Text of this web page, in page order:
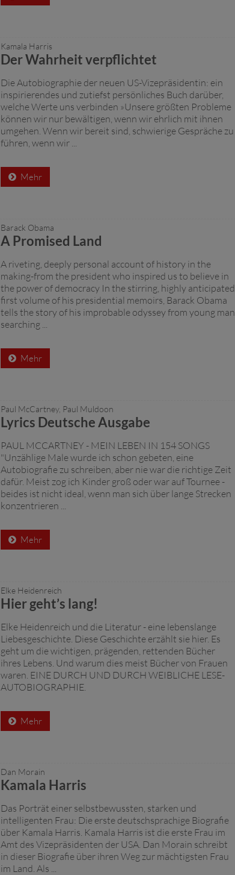
Kamala Harris
Der Wahrheit verpflichtet
Die Autobiographie der neuen US-Vizepräsidentin: ein
inspirierendes und zutiefst persönliches Buch darüber,
welche Werte uns verbinden »Unsere größten Probleme
können wir nur bewältigen, wenn wir ehrlich mit ihnen
umgehen. Wenn wir bereit sind, schwierige Gespräche zu
führen, wenn wir ...
Mehr
Barack Obama
A Promised Land
A riveting, deeply personal account of history in the
making-from the president who inspired us to believe in
the power of democracy In the stirring, highly anticipated
first volume of his presidential memoirs, Barack Obama
tells the story of his improbable odyssey from young man
searching ...
Mehr
Paul McCartney, Paul Muldoon
Lyrics Deutsche Ausgabe
PAUL MCCARTNEY - MEIN LEBEN IN 154 SONGS
"Unzählige Male wurde ich schon gebeten, eine
Autobiografie zu schreiben, aber nie war die richtige Zeit
dafür. Meist zog ich Kinder groß oder war auf Tournee -
beides ist nicht ideal, wenn man sich über lange Strecken
konzentrieren ...
Mehr
Elke Heidenreich
Hier geht’s lang!
Elke Heidenreich und die Literatur - eine lebenslange
Liebesgeschichte. Diese Geschichte erzählt sie hier. Es
geht um die wichtigen, prägenden, rettenden Bücher
ihres Lebens. Und warum dies meist Bücher von Frauen
waren. EINE DURCH UND DURCH WEIBLICHE LESE-
AUTOBIOGRAPHIE.
Mehr
Dan Morain
Kamala Harris
Das Porträt einer selbstbewussten, starken und
intelligenten Frau: Die erste deutschsprachige Biografie
über Kamala Harris. Kamala Harris ist die erste Frau im
Amt des Vizepräsidenten der USA. Dan Morain schreibt
in dieser Biografie über ihren Weg zur mächtigsten Frau
im Land. Als ...